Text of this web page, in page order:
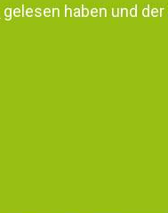
gelesen haben und